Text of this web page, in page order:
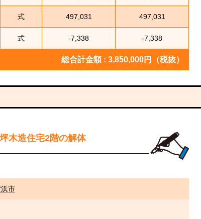
総合計金額 : 3,850,000円（税抜）
式 497,031 497,031
式 -7,338 -7,338
木造住宅2階の解体
市